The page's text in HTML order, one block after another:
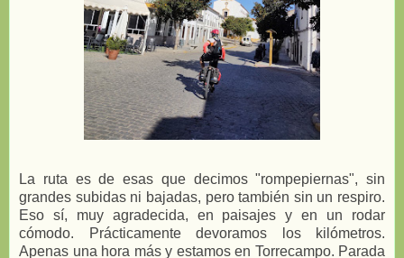
La ruta es de esas que decimos "rompepiernas", sin
grandes subidas ni bajadas, pero también sin un respiro.
Eso sí, muy agradecida, en paisajes y en un rodar
cómodo. Prácticamente devoramos los kilómetros.
Apenas una hora más y estamos en Torrecampo. Parada